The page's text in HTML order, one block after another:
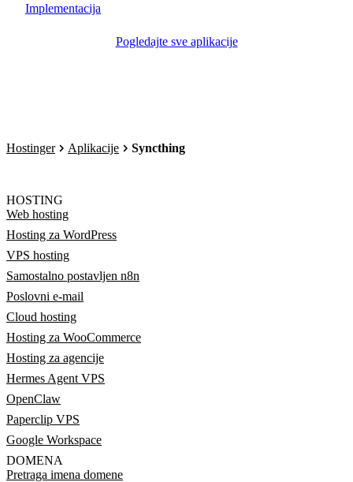
Implementacija
Pogledajte sve aplikacije
Hostinger Aplikacije Syncthing
HOSTING
Web hosting
Hosting za WordPress
VPS hosting
Samostalno postavljen n8n
Poslovni e-mail
Cloud hosting
Hosting za WooCommerce
Hosting za agencije
Hermes Agent VPS
OpenClaw
Paperclip VPS
Google Workspace
DOMENA
Pretraga imena domene